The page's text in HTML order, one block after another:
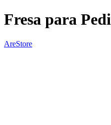
Fresa para
AreStore